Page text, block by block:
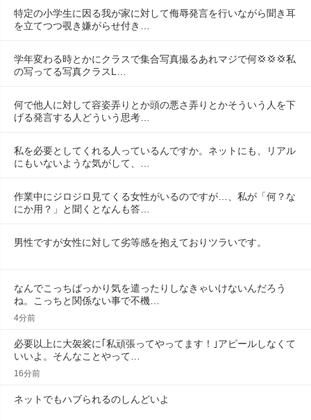
特定の小学生に因る我が家に対して侮辱発言を行いながら聞き耳
を立てつつ覗き嫌がらせ付き…
学年変わる時とかにクラスで集合写真撮るあれマジで何💢💢‪💢‪私
の写ってる写真クラスL…
何で他人に対して容姿弄りとか頭の悪さ弄りとかそういう人を下
げる発言する人どういう思考…
私を必要としてくれる人っているんですか。ネットにも、リアル
にもいないような気がして、…
作業中にジロジロ見てくる女性がいるのですが…、私が「何？な
にか用？」と聞くとなんも答…
男性ですが女性に対して劣等感を抱えておりツラいです。
なんでこっちばっかり気を遣ったりしなきゃいけないんだろう
ね。こっちと関係ない事で不機…
4分前
必要以上に大袈裟に｢私頑張ってやってます！｣アピールしなくて
いいよ。そんなことやって…
16分前
ネットでもハブられるのしんどいよ